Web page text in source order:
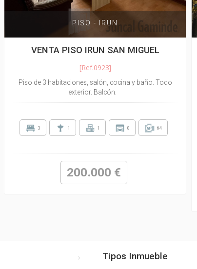
PISO - IRUN
VENTA PISO IRUN SAN MIGUEL
[Ref.0923]
Piso de 3 habitaciones, salón, cocina y baño. Todo
exterior. Balcón.
3 1 1 0 64
200.000 €
Tipos Inmueble